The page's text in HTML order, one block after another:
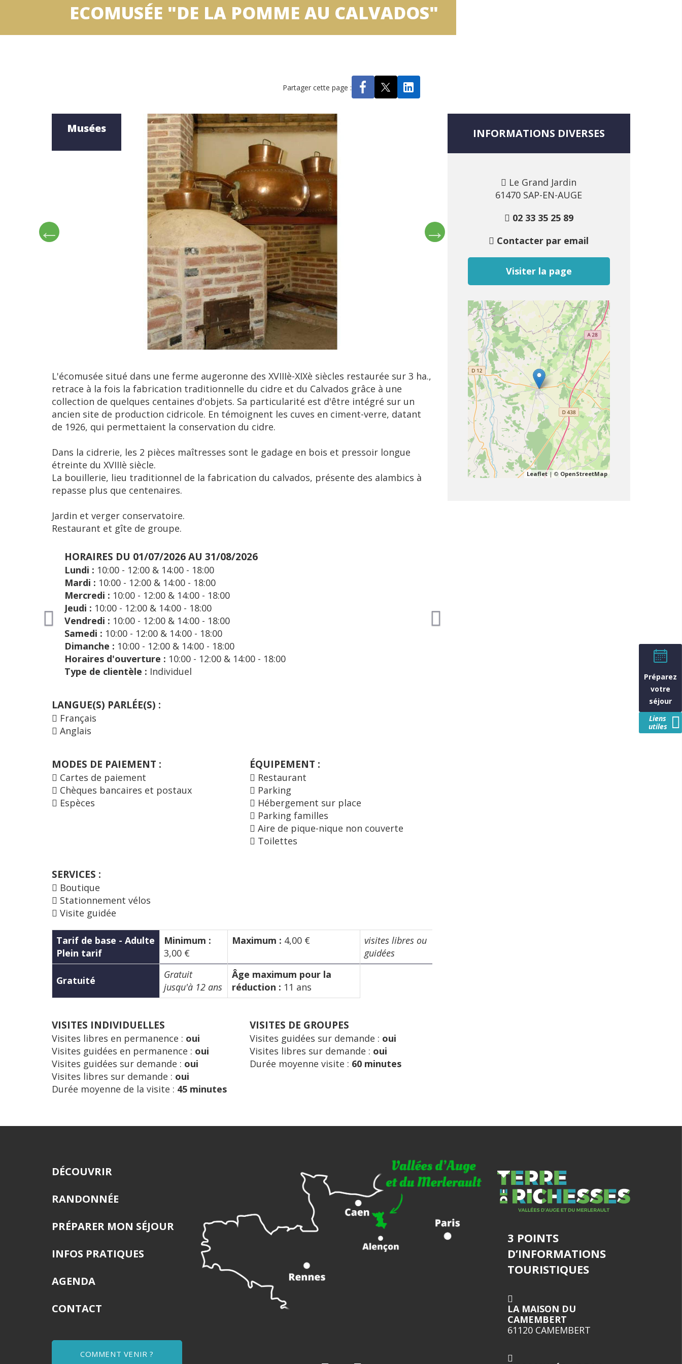
ECOMUSÉE "DE LA POMME AU CALVADOS"
Partager cette page :
Musées
L'écomusée situé dans une ferme augeronne des XVIIIè-XIXè siècles restaurée sur 3 ha.,
retrace à la fois la fabrication traditionnelle du cidre et du Calvados grâce à une
collection de quelques centaines d'objets. Sa particularité est d'être intégré sur un
ancien site de production cidricole. En témoignent les cuves en ciment-verre, datant
de 1926, qui permettaient la conservation du cidre.
Dans la cidrerie, les 2 pièces maîtresses sont le gadage en bois et pressoir longue
étreinte du XVIIIè siècle.
La bouillerie, lieu traditionnel de la fabrication du calvados, présente des alambics à
repasse plus que centenaires.
Jardin et verger conservatoire.
Restaurant et gîte de groupe.
& 14:00 - 18:00
HORAIRES DU 01/09/2026 AU 31/10/2026
Vendredi :
Dimanche :
Type de clientèle :
Jour(s) de fermeture :
LANGUE(S) PARLÉE(S) :
Français
Anglais
MODES DE PAIEMENT :
Cartes de paiement
Chèques bancaires et postaux
Espèces
ÉQUIPEMENT :
Restaurant
Parking
Hébergement sur place
Parking familles
Aire de pique-nique non couverte
Toilettes
SERVICES :
Boutique
Stationnement vélos
Visite guidée
Tarif de base - Adulte
Plein tarif
Minimum :
3,00 €
Maximum : 4,00 €
visites libres ou
guidées
Gratuité
Gratuit
jusqu'à 12 ans
Âge maximum pour la
réduction : 11 ans
VISITES INDIVIDUELLES
Visites libres en permanence : oui
Visites guidées en permanence : oui
Visites guidées sur demande : oui
Visites libres sur demande : oui
Durée moyenne de la visite : 45 minutes
VISITES DE GROUPES
Visites guidées sur demande : oui
Visites libres sur demande : oui
Durée moyenne visite : 60 minutes
INFORMATIONS DIVERSES
Le Grand Jardin
61470 SAP-EN-AUGE
02 33 35 25 89
Contacter par email
Visiter la page
Leaflet| © OpenStreetMap
DÉCOUVRIR
RANDONNÉE
PRÉPARER MON SÉJOUR
INFOS PRATIQUES
AGENDA
CONTACT
COMMENT VENIR ?
3 POINTS
D’INFORMATIONS
TOURISTIQUES
LA MAISON DU
CAMEMBERT
61120 CAMEMBERT
Préparez
votre
séjour
Liens
utiles